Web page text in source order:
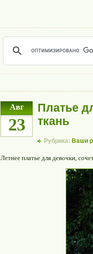
Авг
23
Платье
ткань
Рубрика: Ваши
Летнее платье для девочки,